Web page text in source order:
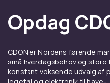
Opdag
CDON er Nordens førende
små hverdagsbehov og store
konstant voksende udvalg af
legetøj og elektronik til have-,